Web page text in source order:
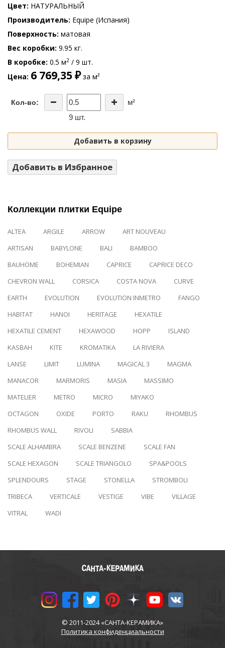
Цвет НАТУРАЛЬНЫЙ
Производитель Equipe (Испания)
Поверхность матовая
Вес коробки 9.95 кг.
В коробке 0.5 м2 / 9 шт.
Цена 6 769,35 ₽за м²
Кол-во:
м²
9 шт.
Добавить в корзину
Добавить в Избранное
Коллекции плитки Equipe
ALTEA ARGILE ARROW
ART NOUVEAU
ARTISAN
BABYLONE BALI
BAMBOO
BAUHOME
BOHEMIAN CAPRICE
CAPRICE DECO
CHEVRON WALL
CORSICA COSTA NOVA
CURVE
EARTH
EVOLUTION EVOLUTION INMETRO
FANGO
HABITAT
HANOI HERITAGE
HEXATILE
HEXATILE CEMENT
HEXAWOOD HOPP
ISLAND
KASBAH
KITE KROMATIKA
LA RIVIERA
LANSE
LIMIT LUMINA MAGICAL 3
MAGMA
MANACOR
MARMORIS MASIA
MASSIMO
MATELIER
METRO MICRO
MIYAKO
OCTAGON
OXIDE PORTO RAKU
RHOMBUS
RHOMBUS WALL
RIVOLI
SABBIA
SCALE ALHAMBRA
SCALE BENZENE
SCALE FAN
SCALE HEXAGON
SCALE TRIANGOLO
SPA&POOLS
SPLENDOURS
STAGE STONELLA
STROMBOLI
TRIBECA
VERTICALE VESTIGE VIBE
VILLAGE
VITRAL
WADI
© 2011-2024 «САНТА-КЕРАМИКА»
Политика конфиденциальности